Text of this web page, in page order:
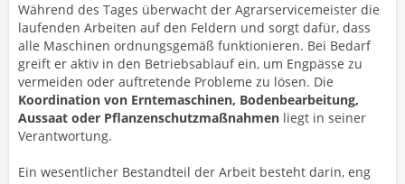
Während des Tages überwacht der Agrarservicemeister die
laufenden Arbeiten auf den Feldern und sorgt dafür, dass
alle Maschinen ordnungsgemäß funktionieren. Bei Bedarf
greift er aktiv in den Betriebsablauf ein, um Engpässe zu
vermeiden oder auftretende Probleme zu lösen. Die
Koordination von Erntemaschinen, Bodenbearbeitung,
Aussaat oder Pflanzenschutzmaßnahmen liegt in seiner
Verantwortung.
Ein wesentlicher Bestandteil der Arbeit besteht darin, eng